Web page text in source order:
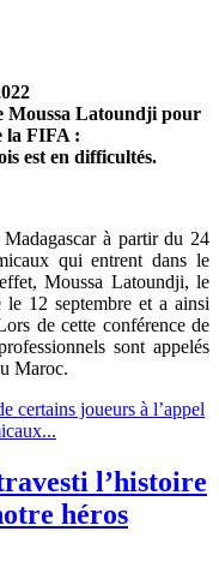
Moussa Latoundji pour
la FIFA :
est en difficultés.
à partir du 24
qui entrent dans le
Moussa Latoundji, le
le 12 septembre et a ainsi
de cette conférence de
sont appelés
Maroc.
certains joueurs à l’appel
l’histoire
héros